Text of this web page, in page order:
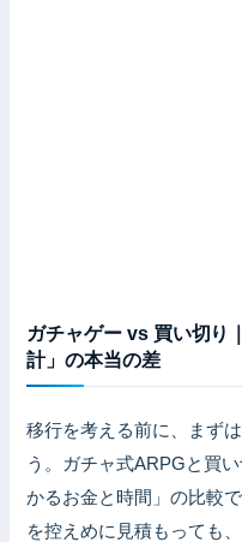
ガチャゲー vs 買い切り
計」の本当の差
移行を考える前に、まず
う。ガチャ式ARPGと買
かるお金と時間」の比較
を控えめに見積もっても